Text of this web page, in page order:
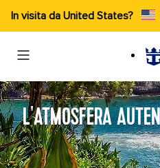
In visita da United States?
L'ATMOSFERA